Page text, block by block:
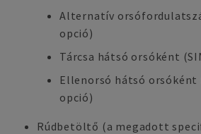
Alternatív
opció)
Tárcsa hátsó orsóként
Ellenorsó hátsó orsóként
opció)
Rúdbetöltő (a megadott